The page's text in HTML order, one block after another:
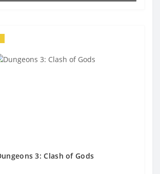
3: Clash of Gods